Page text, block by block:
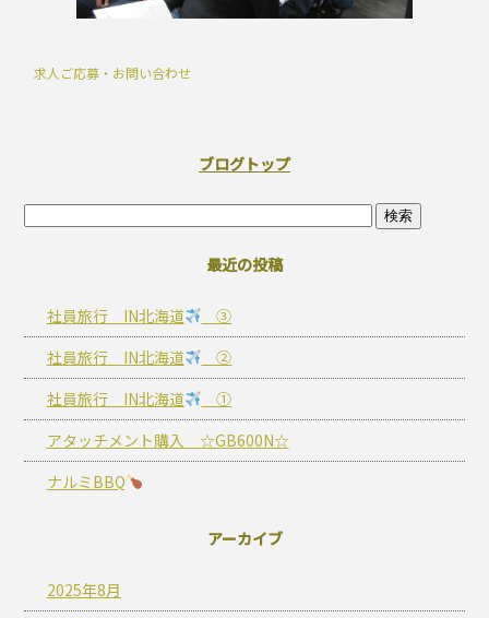
求人ご応募・お問い合わせ
ブログトップ
最近の投稿
社員旅行 IN北海道
③
社員旅行 IN北海道
②
社員旅行 IN北海道
①
アタッチメント購入 ☆GB600N☆
ナルミBBQ
アーカイブ
2025年8月